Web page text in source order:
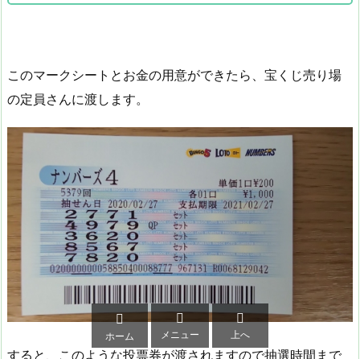
このマークシートとお金の用意ができたら、宝くじ売り場
の定員さんに渡します。
すると、このような投票券が渡されますので抽選時間まで

ホーム

メニュー

上へ